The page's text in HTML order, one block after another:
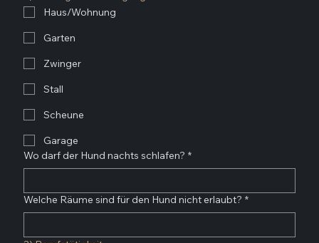
Haus/Wohnung
Garten
Zwinger
Stall
Scheune
Garage
Wo darf der Hund nachts schlafen? *
Welche Räume sind für den Hund nicht erlaubt? *